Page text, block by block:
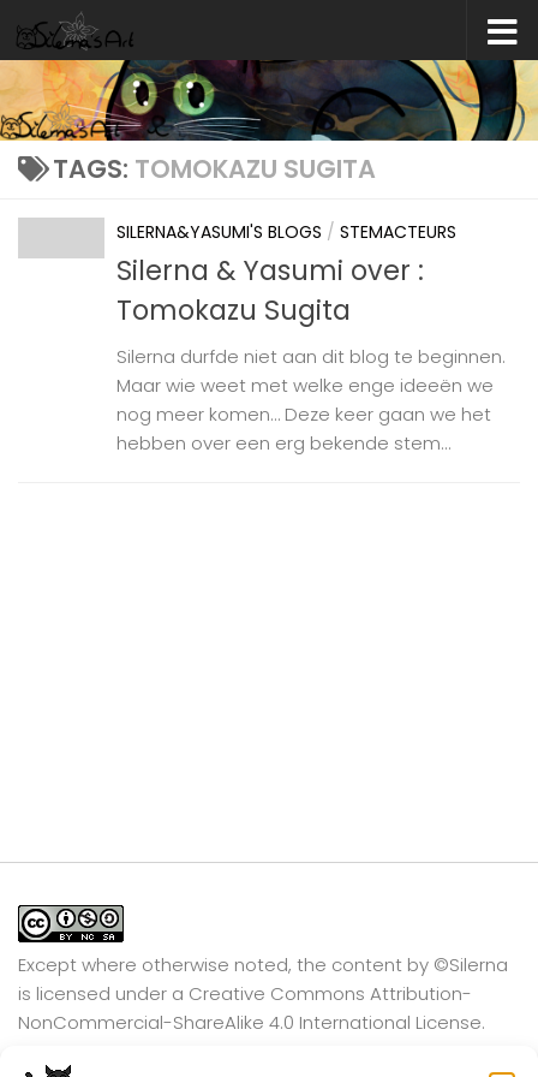
Skip to content
TAGS: TOMOKAZU SUGITA
SILERNA&YASUMI'S BLOGS / STEMACTEURS
Silerna & Yasumi over :
Tomokazu Sugita
Silerna durfde niet aan dit blog te beginnen.
Maar wie weet met welke enge ideeën we
nog meer komen… Deze keer gaan we het
hebben over een erg bekende stem...
Except where otherwise noted, the content by ©Silerna
is licensed under a Creative Commons Attribution-
NonCommercial-ShareAlike 4.0 International License.